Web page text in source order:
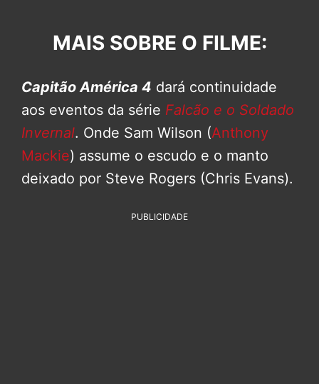
MAIS SOBRE O FILME:
Capitão América 4 dará continuidade
aos eventos da série Falcão e o Soldado
Invernal. Onde Sam Wilson (Anthony
Mackie) assume o escudo e o manto
deixado por Steve Rogers (Chris Evans).
PUBLICIDADE